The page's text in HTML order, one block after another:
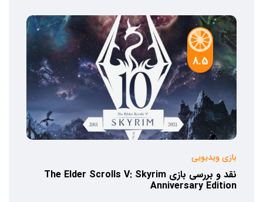
8.5
بازی ویدیویی
نقد و بررسی بازی The Elder Scrolls V: Skyrim
Anniversary Edition